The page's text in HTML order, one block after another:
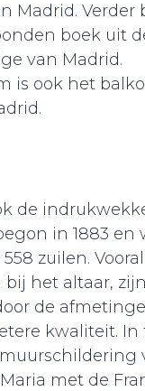
Madrid.
boek uit
van Madrid.
is ook het
de
in 1883 en
zuilen.
het altaar,
de
kwaliteit.
met de